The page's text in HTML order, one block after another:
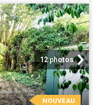
12 photos
NOUVEAU